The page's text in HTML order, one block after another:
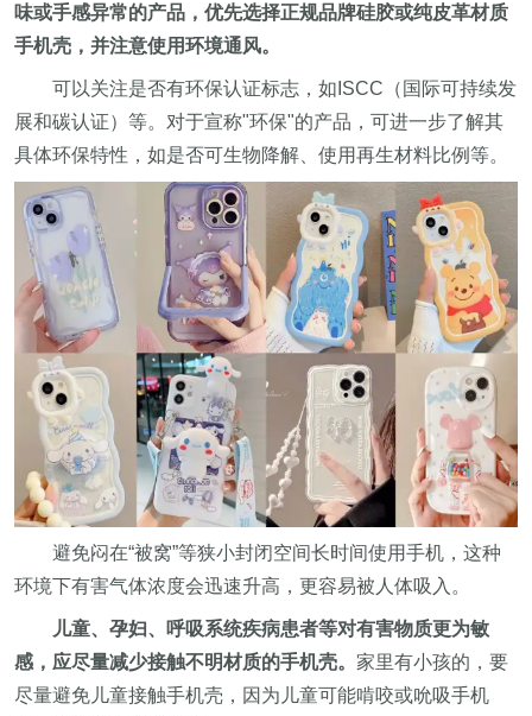
味或手感异常的产品，优先选择正规品牌硅胶或纯皮革材质
手机壳，并注意使用环境通风。
可以关注是否有环保认证标志，如ISCC（国际可持续发
展和碳认证）等。对于宣称"环保"的产品，可进一步了解其
具体环保特性，如是否可生物降解、使用再生材料比例等。
避免闷在“被窝”等狭小封闭空间长时间使用手机，这种
环境下有害气体浓度会迅速升高，更容易被人体吸入。
儿童、孕妇、呼吸系统疾病患者等对有害物质更为敏
感，应尽量减少接触不明材质的手机壳。 家里有小孩的，要
尽量避免儿童接触手机壳，因为儿童可能啃咬或吮吸手机